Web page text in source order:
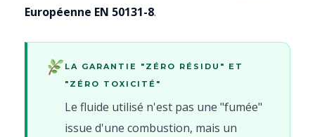
Européenne EN 50131-8.
LA GARANTIE "ZÉRO RÉSIDU" ET
"ZÉRO TOXICITÉ"
Le fluide utilisé n'est pas une "fumée"
issue d'une combustion, mais un